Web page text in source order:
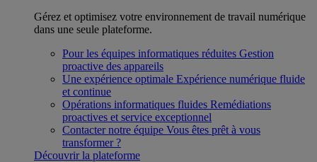
Gérez et optimisez votre environnement de travail numérique
dans une seule plateforme.
Pour les équipes informatiques réduites Gestion
proactive des appareils
Une expérience optimale Expérience numérique fluide
et continue
Opérations informatiques fluides Remédiations
proactives et service exceptionnel
Contacter notre équipe Vous êtes prêt à vous
transformer ?
Découvrir la plateforme